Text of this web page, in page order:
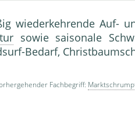
wiederkehrende Auf-
sowie saisonale
Bedarf,
Fachbegriff: